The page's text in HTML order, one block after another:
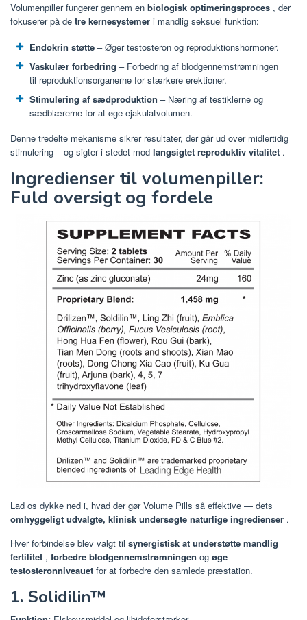
Volumenpiller fungerer gennem en biologisk optimeringsproces , der
fokuserer på de tre kernesystemer i mandlig seksuel funktion:
Endokrin støtte – Øger testosteron og reproduktionshormoner.
Vaskulær forbedring – Forbedring af blodgennemstrømningen
til reproduktionsorganerne for stærkere erektioner.
Stimulering af sædproduktion – Næring af testiklerne og
sædblærerne for at øge ejakulatvolumen.
Denne tredelte mekanisme sikrer resultater, der går ud over midlertidig
stimulering – og sigter i stedet mod langsigtet reproduktiv vitalitet .
Ingredienser til volumenpiller:
Fuld oversigt og fordele
Lad os dykke ned i, hvad der gør Volume Pills så effektive — dets
omhyggeligt udvalgte, klinisk undersøgte naturlige ingredienser .
Hver forbindelse blev valgt til synergistisk at understøtte mandlig
fertilitet , forbedre blodgennemstrømningen og øge
testosteronniveauet for at forbedre den samlede præstation.
1. Solidilin™